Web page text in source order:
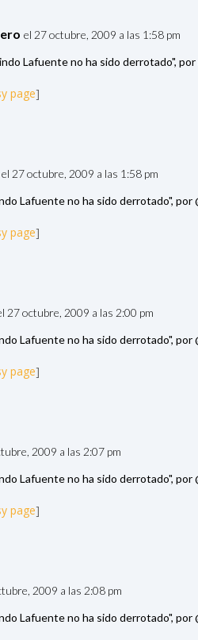
el 27 octubre, 2009 a las 1:58 pm
Lafuente no ha sido derrotado",
page]
el 27 octubre, 2009 a las 1:58 pm
Lafuente no ha sido derrotado", por
page]
27 octubre, 2009 a las 2:00 pm
Lafuente no ha sido derrotado", por
page]
2009 a las 2:07 pm
Lafuente no ha sido derrotado", por
page]
2009 a las 2:08 pm
Lafuente no ha sido derrotado", por